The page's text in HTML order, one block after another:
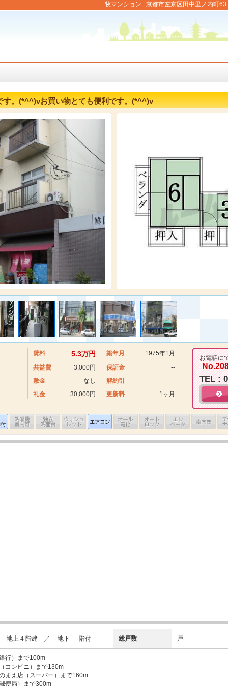
牧マンション : 京都市左京区田中里ノ内町
す。(*^^)vお買い物とても便利です。(*^^)v
賃料 5.3万円 築年月
1975年1月
共益費
3,000円 保証金
--
敷金
なし 解約引
--
礼金
30,000円 更新料 1ヶ月
お電話に
TEL :
地上 4 階建 ／ 地下 --- 階付 総戸数 戸
行）まで100m
コンビニ）まで130m
まえ店（スーパー）まで160m
便局）まで300m